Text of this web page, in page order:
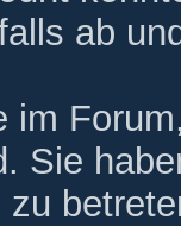
ab
im
Sie